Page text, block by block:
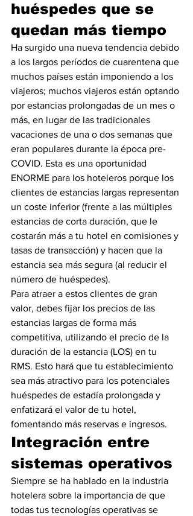
huéspedes que se
quedan más tiempo
Ha surgido una nueva tendencia debido
a los largos períodos de cuarentena que
muchos países están imponiendo a los
viajeros; muchos viajeros están optando
por estancias prolongadas de un mes o
más, en lugar de las tradicionales
vacaciones de una o dos semanas que
eran populares durante la época pre-
COVID. Esta es una oportunidad
ENORME para los hoteleros porque los
clientes de estancias largas representan
un coste inferior (frente a las múltiples
estancias de corta duración, que le
costarán más a tu hotel en comisiones y
tasas de transacción) y hacen que la
estancia sea más segura (al reducir el
número de huéspedes).
Para atraer a estos clientes de gran
valor, debes fijar los precios de las
estancias largas de forma más
competitiva, utilizando el precio de la
duración de la estancia (LOS) en tu
RMS. Esto hará que tu establecimiento
sea más atractivo para los potenciales
huéspedes de estadía prolongada y
enfatizará el valor de tu hotel,
fomentando más reservas e ingresos.
Integración entre
sistemas operativos
Siempre se ha hablado en la industria
hotelera sobre la importancia de que
todas tus tecnologías operativas se